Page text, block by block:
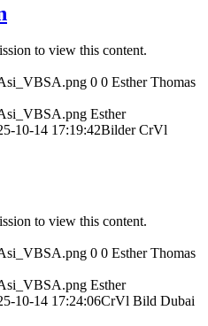
to view this content.
0 0 Esther Thomas
Esther
10-14 17:19:42Bilder CrVl
to view this content.
0 0 Esther Thomas
Esther
10-14 17:24:06CrVl Bild Dubai